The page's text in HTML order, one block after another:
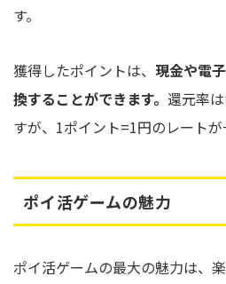
す。
獲得したポイントは、 現金や電
換することができます。 還元率
すが、1ポイント=1円のレートが
ポイ活ゲームの魅力
ポイ活ゲームの最大の魅力は、